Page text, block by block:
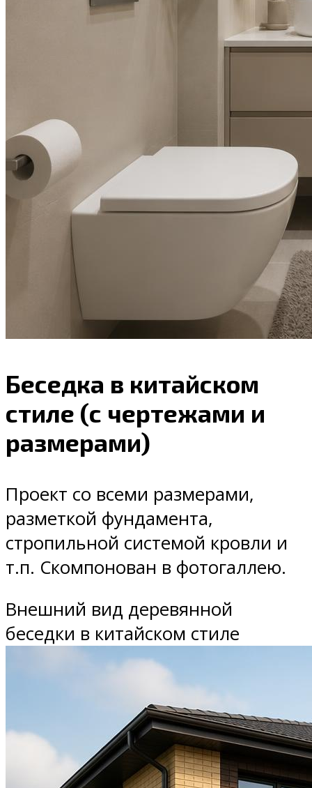
Беседка в китайском
стиле (с чертежами и
размерами)
Проект со всеми размерами,
разметкой фундамента,
стропильной системой кровли и
т.п. Скомпонован в фотогаллею.
Внешний вид деревянной
беседки в китайском стиле